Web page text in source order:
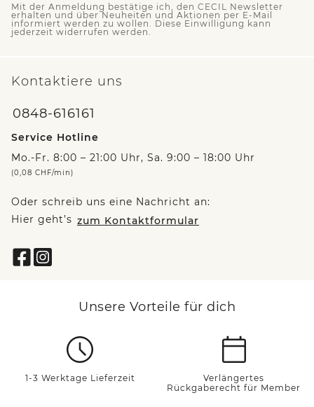
Mit der Anmeldung bestätige ich, den CECIL Newsletter
erhalten und über Neuheiten und Aktionen per E-Mail
informiert werden zu wollen. Diese Einwilligung kann
jederzeit widerrufen werden.
Kontaktiere uns
0848-616161
Service Hotline
Mo.-Fr. 8:00 – 21:00 Uhr, Sa. 9:00 – 18:00 Uhr
(0,08 CHF/min)
Oder schreib uns eine Nachricht an:
Hier geht’s zum Kontaktformular
Unsere Vorteile für dich
1-3 Werktage Lieferzeit
Verlängertes
Rückgaberecht für Member